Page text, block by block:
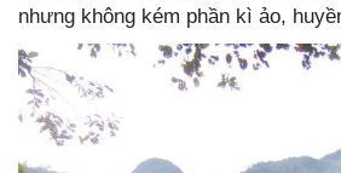
nhưng không kém phần kì ảo,